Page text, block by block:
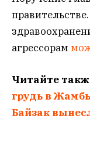
агрессорам
Читайте
грудь в
Байзак